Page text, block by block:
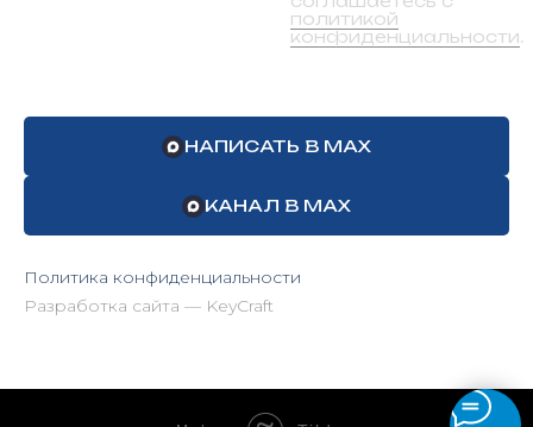
политикой
конфиденциальности.
НАПИСАТЬ В MAX
КАНАЛ В MAX
Политика конфиденциальности
Разработка сайта — KeyCraft